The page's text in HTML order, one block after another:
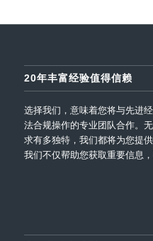
20年丰富经验值得信赖
选择我们，意味着您将与先进
法合规操作的专业团队合作。
求有多独特，我们都将为您提
我们不仅帮助您获取重要信息